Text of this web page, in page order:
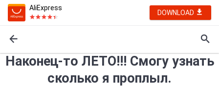
AliExpress
DOWNLOAD
Наконец-то ЛЕТО!!! Смогу узнать
сколько я проплыл.